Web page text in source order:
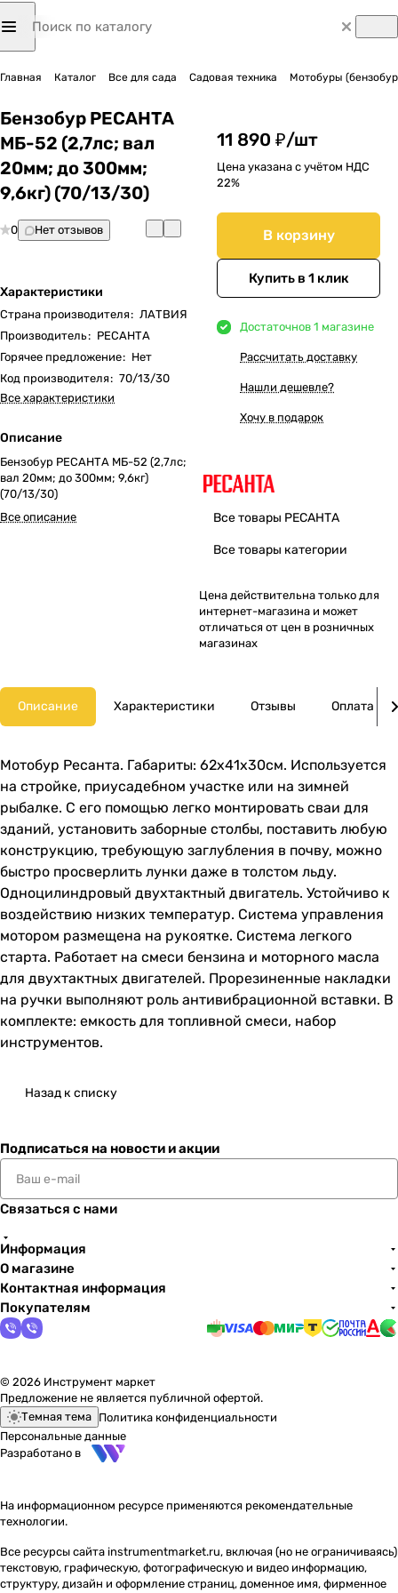
Главная Каталог Все для сада Садовая техника Мотобуры
Бензобур РЕСАНТА
МБ-52 (2,7лс; вал
20мм; до 300мм;
9,6кг) (70/13/30)
0 Нет отзывов
Характеристики
Страна производителя: ЛАТВИЯ
Производитель: РЕСАНТА
Горячее предложение: Нет
Код производителя: 70/13/30
Все характеристики
Описание
Бензобур РЕСАНТА МБ-52 (2,7лс;
вал 20мм; до 300мм; 9,6кг)
(70/13/30)
Все описание
11 890 ₽/шт
Цена указана с учётом НДС
22%
В корзину
Купить в 1 клик
Достаточнов 1 магазине
Рассчитать доставку
Нашли дешевле?
Хочу в подарок
Все товары РЕСАНТА
Все товары категории
Цена действительна только для
интернет-магазина и может
отличаться от цен в розничных
магазинах
Описание Характеристики Отзывы Оплата
Мотобур Ресанта. Габариты: 62х41х30см. Используется
на стройке, приусадебном участке или на зимней
рыбалке. С его помощью легко монтировать сваи для
зданий, установить заборные столбы, поставить любую
конструкцию, требующую заглубления в почву, можно
быстро просверлить лунки даже в толстом льду.
Одноцилиндровый двухтактный двигатель. Устойчиво к
воздействию низких температур. Система управления
мотором размещена на рукоятке. Система легкого
старта. Работает на смеси бензина и моторного масла
для двухтактных двигателей. Прорезиненные накладки
на ручки выполняют роль антивибрационной вставки. В
комплекте: емкость для топливной смеси, набор
инструментов.
Назад к списку
Подписаться на новости и акции
Связаться с нами
Информация
О магазине
Контактная информация
Покупателям
© 2026 Инструмент маркет
Предложение не является публичной офертой.
Темная тема Политика конфиденциальности
Персональные данные
Разработано в
На информационном ресурсе применяются рекомендательные
технологии.
Все ресурсы сайта instrumentmarket.ru, включая (но не ограничиваясь)
текстовую, графическую, фотографическую и видео информацию,
структуру, дизайн и оформление страниц, доменное имя, фирменное